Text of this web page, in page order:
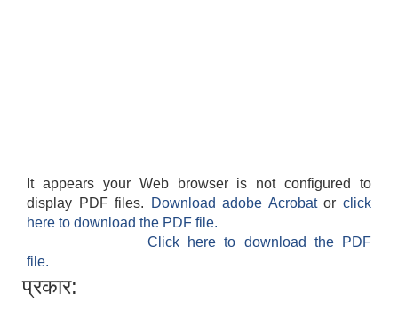
It appears your Web browser is not configured to
display PDF files.
Download adobe Acrobatorclick
here to download the PDF file.
Click here to download the PDF
file.
प्रकार: